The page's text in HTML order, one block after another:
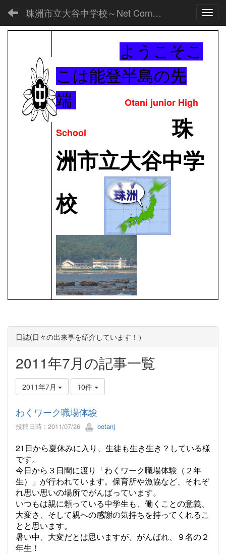
珠洲市立大谷中学校～Net Commons～
ようこそこ
こは能登半島の先
端
Otani junior High
School
珠
洲市立大谷中学
校
日誌(日々の出来事を紹介しています！）
2011年7月の記事一覧
2011年7月 10件
わくワーク職場体験
投稿日時 : 2011/07/26 ootanj
21日から夏休みに入り、生徒も生き生き？している様
です。
今日から３日間に渡り「わくワーク職場体験（２年
生）」が行われています。保育所や漁協など、それぞ
れ思い思いの場所でがんばっています。
いつもは親に頼っている中学生も、働くことの意義、
大変さ、そして親への感謝の気持ちを持ってくれるこ
とと思います。
暑い中、大変だとは思いますが、がんばれ、９名の２
年生！